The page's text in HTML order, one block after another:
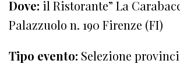
Dove: il Ristorante” La
Palazzuolo n. 190 Firenze (FI)
Tipo evento: Selezione